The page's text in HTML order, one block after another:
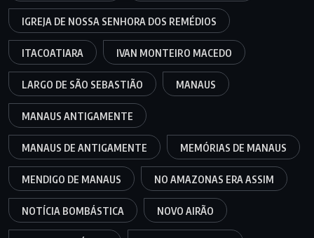
IGREJA DE NOSSA SENHORA DOS REMÉDIOS
ITACOATIARA IVAN MONTEIRO MACEDO
LARGO DE SÃO SEBASTIÃO MANAUS
MANAUS ANTIGAMENTE
MANAUS DE ANTIGAMENTE MEMÓRIAS DE MANAUS
MENDIGO DE MANAUS NO AMAZONAS ERA ASSIM
NOTÍCIA BOMBÁSTICA NOVO AIRÃO